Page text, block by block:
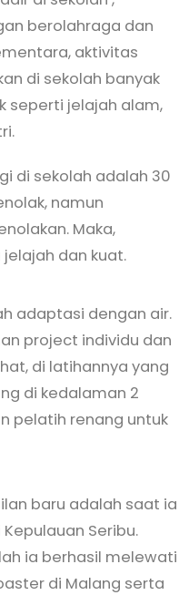
berolahraga dan
aktivitas
di sekolah banyak
seperti jelajah alam,
di sekolah adalah 30
namun
Maka,
dan kuat.
adaptasi dengan air.
project individu dan
di latihannya yang
di kedalaman 2
pelatih renang untuk
baru adalah saat ia
Seribu.
ia berhasil melewati
di Malang serta